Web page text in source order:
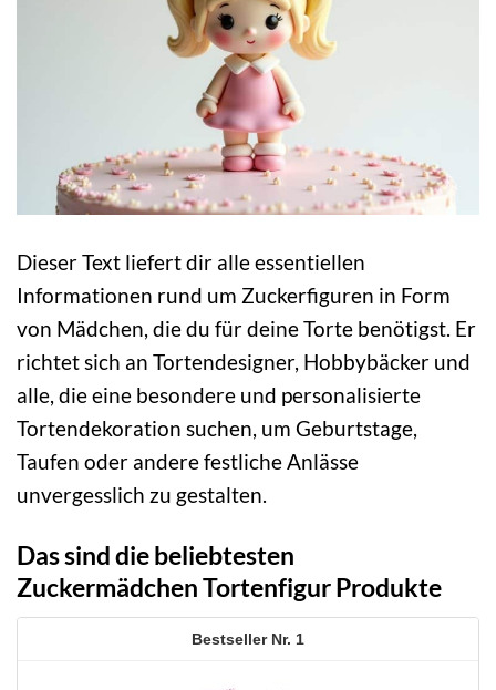
Dieser Text liefert dir alle essentiellen
Informationen rund um Zuckerfiguren in Form
von Mädchen, die du für deine Torte benötigst. Er
richtet sich an Tortendesigner, Hobbybäcker und
alle, die eine besondere und personalisierte
Tortendekoration suchen, um Geburtstage,
Taufen oder andere festliche Anlässe
unvergesslich zu gestalten.
Das sind die beliebtesten
Zuckermädchen Tortenfigur Produkte
1